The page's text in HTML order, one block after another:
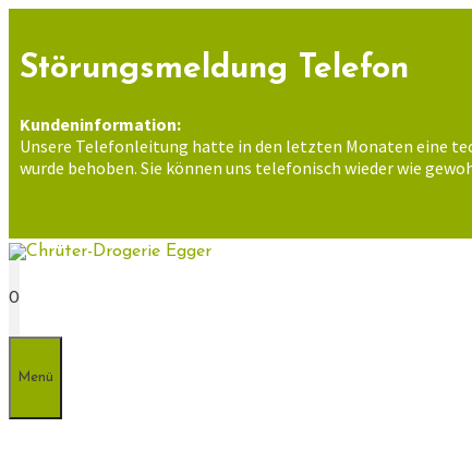
springen
Störungsmeldung Telefon
Kundeninformation:
Unsere Telefonleitung hatte in den letzten Monaten eine
wurde behoben. Sie können uns telefonisch wieder wie
0
Menü